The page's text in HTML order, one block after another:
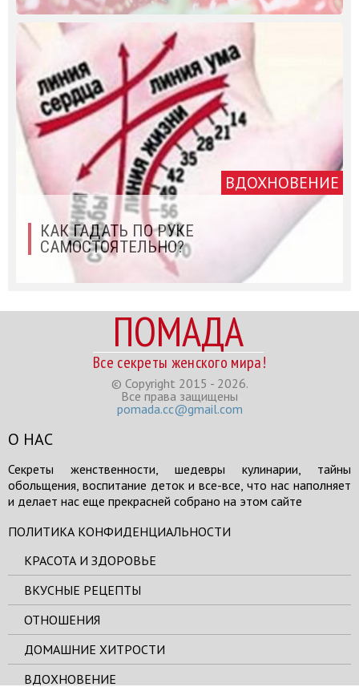
ВДОХНОВЕНИЕ
КАК ГАДАТЬ ПО РУКЕ
САМОСТОЯТЕЛЬНО?
ПОМАДА
Все секреты женского мира!
© Copyright 2015 - 2026.
Все права защищены
pomada.cc@gmail.com
О НАС
Секреты женственности, шедевры кулинарии, тайны
обольщения, воспитание деток и все-все, что нас наполняет
и делает нас еще прекрасней собрано на этом сайте
ПОЛИТИКА КОНФИДЕНЦИАЛЬНОСТИ
КРАСОТА И ЗДОРОВЬЕ
ВКУСНЫЕ РЕЦЕПТЫ
ОТНОШЕНИЯ
ДОМАШНИЕ ХИТРОСТИ
ВДОХНОВЕНИЕ